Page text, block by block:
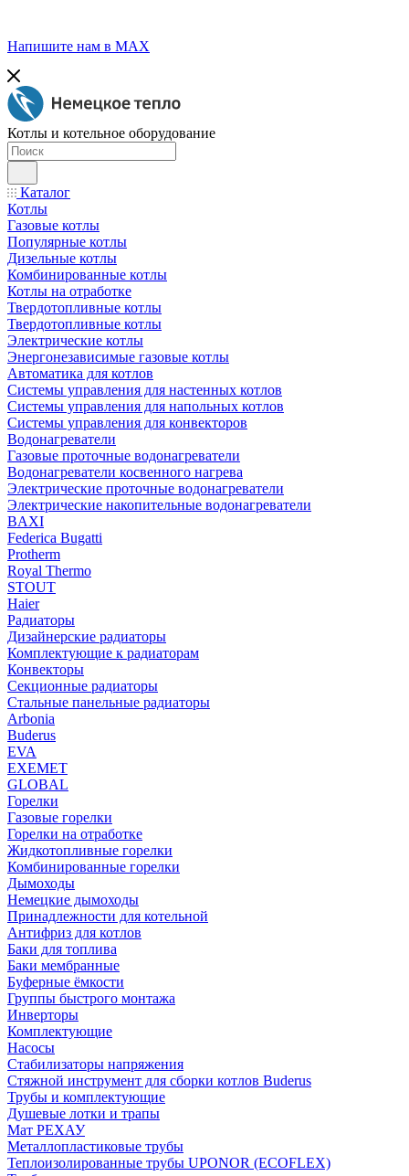
Напишите нам в МАХ
Котлы и котельное оборудование
Каталог
Котлы
Газовые котлы
Популярные котлы
Дизельные котлы
Комбинированные котлы
Котлы на отработке
Твердотопливные котлы
Твердотопливные котлы
Электрические котлы
Энергонезависимые газовые котлы
Автоматика для котлов
Системы управления для настенных котлов
Системы управления для напольных котлов
Системы управления для конвекторов
Водонагреватели
Газовые проточные водонагреватели
Водонагреватели косвенного нагрева
Электрические проточные водонагреватели
Электрические накопительные водонагреватели
BAXI
Federica Bugatti
Protherm
Royal Thermo
STOUT
Haier
Радиаторы
Дизайнерские радиаторы
Комплектующие к радиаторам
Конвекторы
Секционные радиаторы
Стальные панельные радиаторы
Arbonia
Buderus
EVA
EXEMET
GLOBAL
Горелки
Газовые горелки
Горелки на отработке
Жидкотопливные горелки
Комбинированные горелки
Дымоходы
Немецкие дымоходы
Принадлежности для котельной
Антифриз для котлов
Баки для топлива
Баки мембранные
Буферные ёмкости
Группы быстрого монтажа
Инверторы
Комплектующие
Насосы
Стабилизаторы напряжения
Стяжной инструмент для сборки котлов Buderus
Трубы и комплектующие
Душевые лотки и трапы
Мат РЕХАУ
Металлопластиковые трубы
Теплоизолированные трубы UPONOR (ECOFLEX)